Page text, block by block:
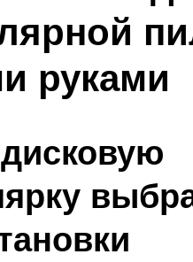
руками